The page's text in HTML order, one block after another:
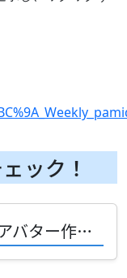
ック！
VRChatに命を吹き込む！AIアバター作成ツールvrcpilotの衝撃